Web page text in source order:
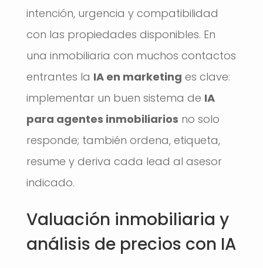
intención, urgencia y compatibilidad
con las propiedades disponibles. En
una inmobiliaria con muchos contactos
entrantes la IA en marketing es clave:
implementar un buen sistema de IA
para agentes inmobiliarios no solo
responde; también ordena, etiqueta,
resume y deriva cada lead al asesor
indicado.
Valuación inmobiliaria y
análisis de precios con IA